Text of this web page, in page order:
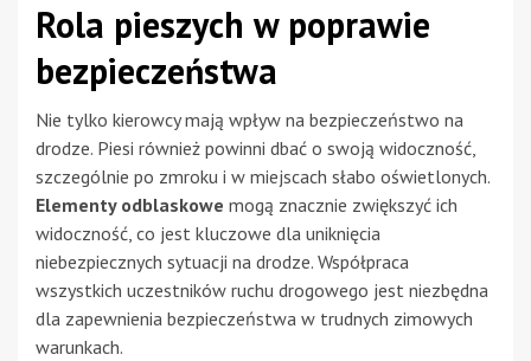
Rola pieszych w poprawie
bezpieczeństwa
Nie tylko kierowcy mają wpływ na bezpieczeństwo na
drodze. Piesi również powinni dbać o swoją widoczność,
szczególnie po zmroku i w miejscach słabo oświetlonych.
Elementy odblaskowe mogą znacznie zwiększyć ich
widoczność, co jest kluczowe dla uniknięcia
niebezpiecznych sytuacji na drodze. Współpraca
wszystkich uczestników ruchu drogowego jest niezbędna
dla zapewnienia bezpieczeństwa w trudnych zimowych
warunkach.